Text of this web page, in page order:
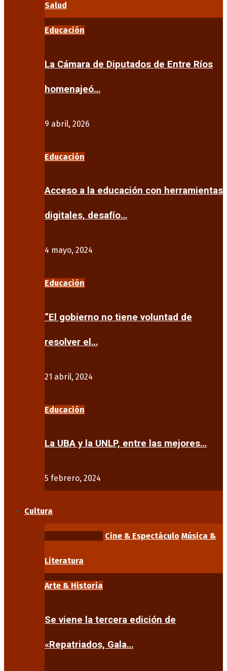
Salud
Educación
La Cámara de Diputados de Entre Ríos
homenajeó…
9 abril, 2026
Educación
Acceso a la educación con herramientas
digitales, desafío…
4 mayo, 2024
Educación
“El gobierno no tiene voluntad de
resolver el…
21 abril, 2024
Educación
La UBA y la UNLP, entre las mejores…
5 febrero, 2024
Cultura
Cine & Espectáculo Música &
Literatura
Arte & Historia
Se viene la tercera edición de
«Repatriados, Gala…